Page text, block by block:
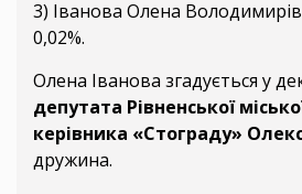
3) Іванова Олена
0,02%.
Олена Іванова згадується у
депутата Рівненської
керівника «Стограду»
дружина.